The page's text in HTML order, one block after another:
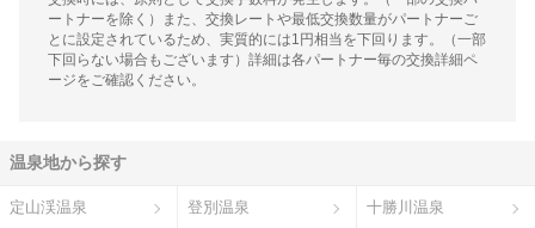
ートナーを除く）また、交換レートや最低交換数量がパートナーご
とに設定されているため、実質的には1円相当を下回ります。（一部
下回らない場合もございます）詳細は各パートナー毎の交換詳細ペ
ージをご確認ください。
温泉地から探す
定山渓温泉 登別温泉 十勝川温泉